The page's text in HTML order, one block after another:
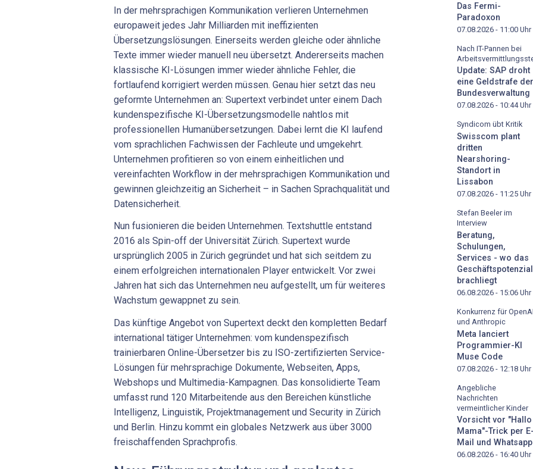
In der mehrsprachigen Kommunikation verlieren Unternehmen
europaweit jedes Jahr Milliarden mit ineffizienten
Übersetzungslösungen. Einerseits werden gleiche oder ähnliche
Texte immer wieder manuell neu übersetzt. Andererseits machen
klassische KI-Lösungen immer wieder ähnliche Fehler, die
fortlaufend korrigiert werden müssen. Genau hier setzt das neu
geformte Unternehmen an: Supertext verbindet unter einem Dach
kundenspezifische KI-Übersetzungsmodelle nahtlos mit
professionellen Humanübersetzungen. Dabei lernt die KI laufend
vom sprachlichen Fachwissen der Fachleute und umgekehrt.
Unternehmen profitieren so von einem einheitlichen und
vereinfachten Workflow in der mehrsprachigen Kommunikation und
gewinnen gleichzeitig an Sicherheit – in Sachen Sprachqualität und
Datensicherheit.
Nun fusionieren die beiden Unternehmen. Textshuttle entstand
2016 als Spin-off der Universität Zürich. Supertext wurde
ursprünglich 2005 in Zürich gegründet und hat sich seitdem zu
einem erfolgreichen internationalen Player entwickelt. Vor zwei
Jahren hat sich das Unternehmen neu aufgestellt, um für weiteres
Wachstum gewappnet zu sein.
Das künftige Angebot von Supertext deckt den kompletten Bedarf
international tätiger Unternehmen: vom kundenspezifisch
trainierbaren Online-Übersetzer bis zu ISO-zertifizierten Service-
Lösungen für mehrsprachige Dokumente, Webseiten, Apps,
Webshops und Multimedia-Kampagnen. Das konsolidierte Team
umfasst rund 120 Mitarbeitende aus den Bereichen künstliche
Intelligenz, Linguistik, Projektmanagement und Security in Zürich
und Berlin. Hinzu kommt ein globales Netzwerk aus über 3000
freischaffenden Sprachprofis.
Das Fermi-
Paradoxon
07.08.2026 - 11:00 Uhr
Nach IT-Pannen bei
Update: SAP droht
eine Geldstrafe der
Bundesverwaltung
07.08.2026 - 10:44Uhr
Syndicom übt Kritik
Swisscom plant
dritten
Nearshoring-
Standort in
Lissabon
07.08.2026 - 11:25 Uhr
Stefan Beeler im
Interview
Beratung,
Schulungen,
Services - wo das
Geschäftspotenzial
brachliegt
06.08.2026 - 15:06 Uhr
Konkurrenz für OpenAI
und Anthropic
Meta lanciert
Programmier-KI
Muse Code
07.08.2026 - 12:18 Uhr
Angebliche
Nachrichten
vermeintlicher Kinder
Vorsicht vor "Hallo
Mama"-Trick per E-
Mail und Whatsapp
06.08.2026 - 16:40 Uhr